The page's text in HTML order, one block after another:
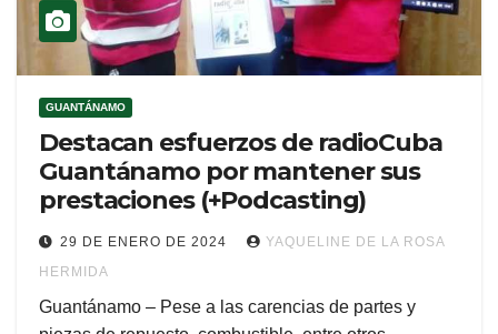
GUANTÁNAMO
Destacan esfuerzos de radioCuba
Guantánamo por mantener sus
prestaciones (+Podcasting)
29 DE ENERO DE 2024
YAQUELINE DE LA ROSA
HERMIDA
Guantánamo – Pese a las carencias de partes y